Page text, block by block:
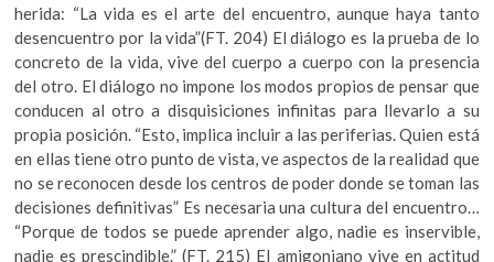
herida: “La vida es el arte del encuentro, aunque haya tanto
desencuentro por la vida”(FT. 204) El diálogo es la prueba de lo
concreto de la vida, vive del cuerpo a cuerpo con la presencia
del otro. El diálogo no impone los modos propios de pensar que
conducen al otro a disquisiciones infinitas para llevarlo a su
propia posición. “Esto, implica incluir a las periferias. Quien está
en ellas tiene otro punto de vista, ve aspectos de la realidad que
no se reconocen desde los centros de poder donde se toman las
decisiones definitivas” Es necesaria una cultura del encuentro…
“Porque de todos se puede aprender algo, nadie es inservible,
nadie es prescindible.” (FT. 215) El amigoniano vive en actitud